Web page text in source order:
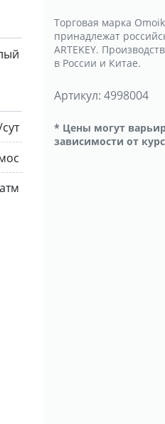
Торговая марка
принадлежат
АRTEKEY.
в России и Китае.
Артикул: 4998004
* Цены могут
зависимости от